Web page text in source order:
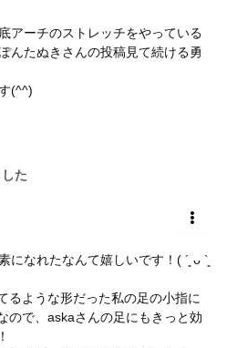
アーチのストレッチをやっている
んたぬきさんの投稿見て続ける勇
(^^)
た
共有
になれたなんて嬉しいです！( ´͈ ᴗ `͈
るような形だった私の足の小指に
ので、askaさんの足にもきっと効